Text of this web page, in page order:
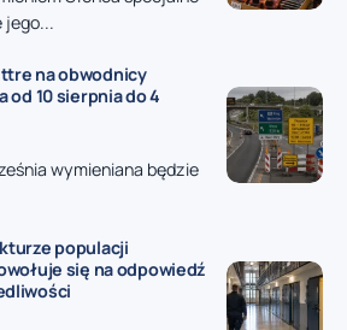
jego...
na obwodnicy
od 10 sierpnia do 4
wymieniana będzie
populacji
się na odpowiedź